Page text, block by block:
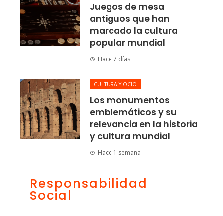
Juegos de mesa
antiguos que han
marcado la cultura
popular mundial
Hace 7 días
CULTURA Y OCIO
Los monumentos
emblemáticos y su
relevancia en la historia
y cultura mundial
Hace 1 semana
Responsabilidad
Social